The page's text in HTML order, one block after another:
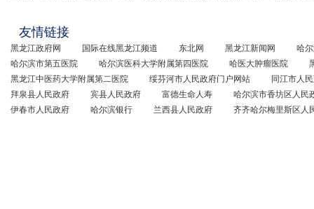
友情链接
黑龙江政府网 国际在线黑龙江频道 东北网 黑龙江新闻网
哈
哈尔滨市第五医院
哈尔滨医科大学附属第四医院 哈医大肿瘤医院
黑龙江中医药大学附属第二医院
绥芬河市人民政府门户网站
同江市人
拜泉县人民政府
宾县人民政府 富德生命人寿
哈尔滨市香坊区人民
伊春市人民政府
哈尔滨银行 兰西县人民政府 齐齐哈尔梅里斯区人